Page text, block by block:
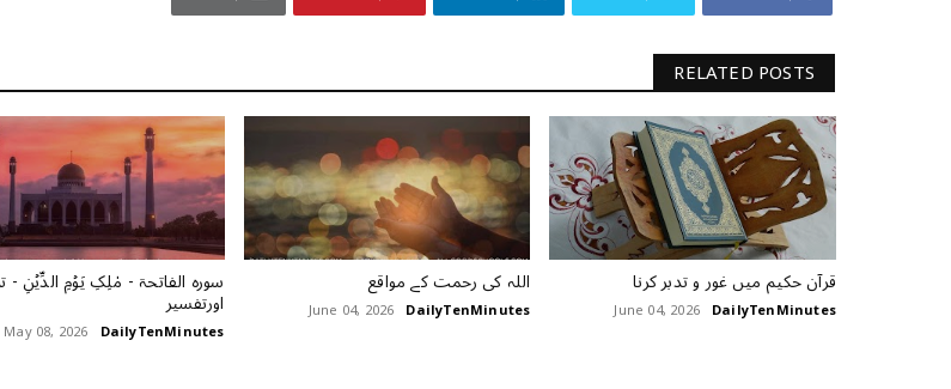
RELATED POSTS
قرآن حکیم میں غور و تدبر کرنا
DailyTenMinutes
June 04, 2026
اللہ کی رحمت کے مواقع
DailyTenMinutes
June 04, 2026
سورہ الفاتحۃ - مٰلِکِ یَوۡمِ الدِّیۡنِ -
اورتفسیر
DailyTenMinutes
May 08, 2026